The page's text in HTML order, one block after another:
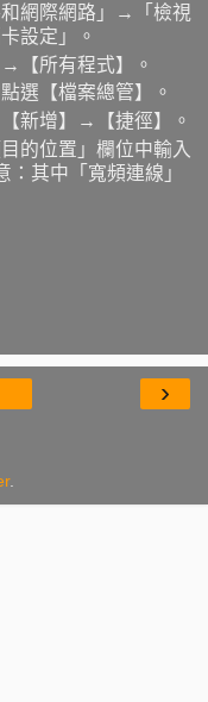
網際網路」→「檢視
設定」。
【所有程式】。
選【檔案總管】。
新增】→【捷徑】。
的位置」欄位中輸入
：其中「寬頻連線」
›
.